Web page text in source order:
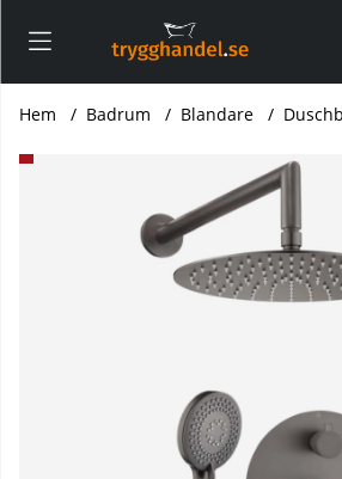
Hem Badrum Blandare
Produktbilder Takduschset för